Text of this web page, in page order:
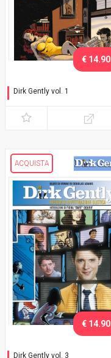
Dirk Gently vol. 1
realtà
€ 14.90
ACQUISTA
Dirk Gently vol. 3
€ 14.90